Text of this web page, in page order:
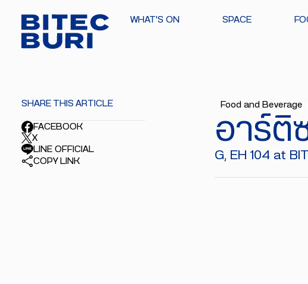
WHAT'S ON SPACE
Food and Beverage
อาร์ติ
G, EH 104 at
SHARE THIS ARTICLE
FACEBOOK
X
LINE OFFICIAL
COPY LINK